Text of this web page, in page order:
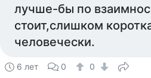
лучше-бы по
стоит,слишком
человечески.
6 лет 0 0